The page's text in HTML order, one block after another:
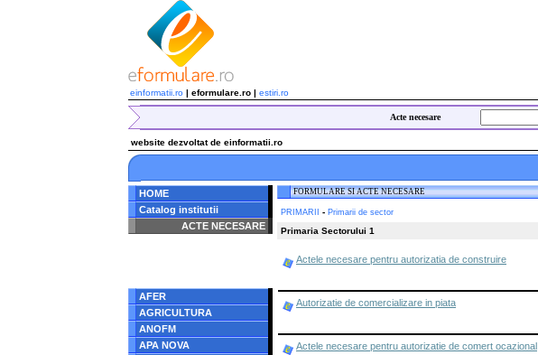
einformatii.ro | eformulare.ro | estiri.ro
Acte necesare
website dezvoltat de einformatii.ro
HOME
Catalog institutii
ACTE NECESARE
/home/eformulare.ro/public_html/navigare/stanga.php
AFER
AGRICULTURA
ANOFM
APA NOVA
FORMULARE SI ACTE NECESARE
PRIMARII - Primarii de sector
Primaria Sectorului 1
Actele necesare pentru autorizatia de construire
Autorizatie de comercializare in piata
Actele necesare pentru autorizatie de comert ocazional